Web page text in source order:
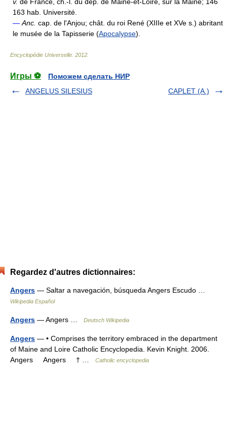
163 hab. Université.
— Anc. cap. de l'Anjou; chât. du roi René (XIIIe et XVe s.) abritant
le musée de la Tapisserie (Apocalypse).
Encyclopédie Universelle 2012
Игры ⚽
Поможем сделать НИР
ANGELUS SILESIUS
CAPLET (A.)
Regardez d'autres dictionnaires:
Angers — Saltar a navegación, búsqueda Angers Escudo …
Wikipedia Español
Angers — Angers … Deutsch Wikipedia
Angers — • Comprises the territory embraced in the department
of Maine and Loire Catholic Encyclopedia. Kevin Knight. 2006.
Angers Angers † …
Catholic encyclopedia